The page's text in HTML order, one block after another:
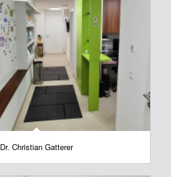
Dr. Christian Gatterer